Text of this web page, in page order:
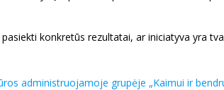
konkretūs rezultatai, ar iniciatyva yra
administruojamoje grupėje „Kaimui ir